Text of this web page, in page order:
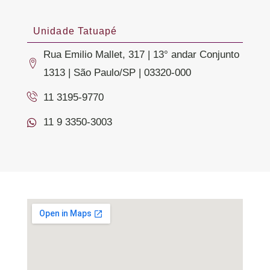
Unidade Tatuapé
Rua Emilio Mallet, 317 | 13° andar Conjunto
1313 | São Paulo/SP | 03320-000
11 3195-9770
11 9 3350-3003